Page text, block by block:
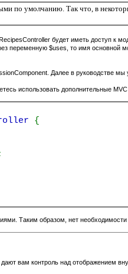
будет иметь доступ к
переменную $uses, то имя основной
. Далее в руководстве
использовать дополнительные MVC
{
Таким образом, нет
вам контроль над отображением